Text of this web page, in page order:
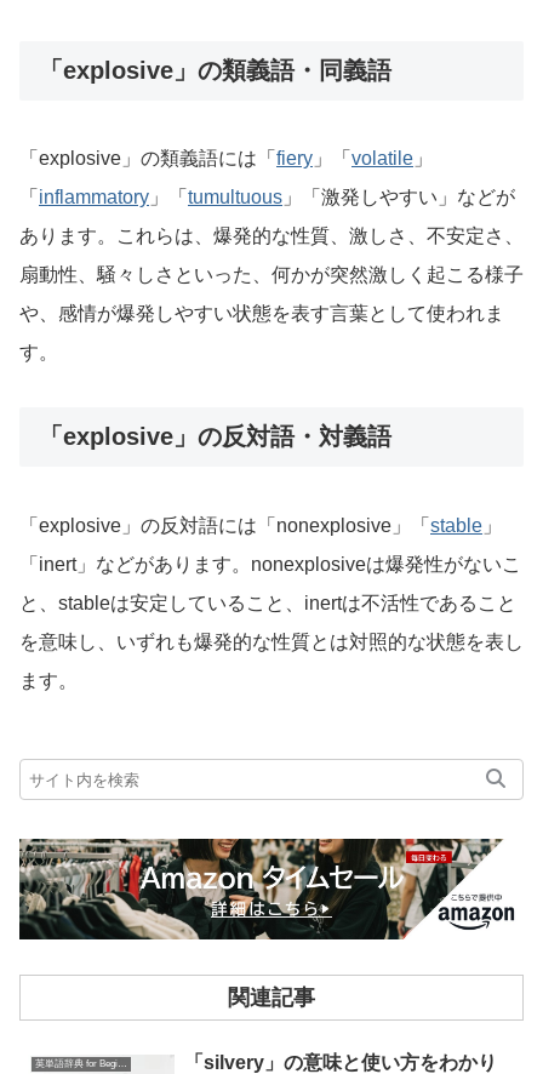
「explosive」の類義語・同義語
「explosive」の類義語には「 fiery 」「 volatile 」
「 inflammatory 」「 tumultuous 」「激発しやすい」などが
あります。これらは、爆発的な性質、激しさ、不安定さ、
扇動性、騒々しさといった、何かが突然激しく起こる様子
や、感情が爆発しやすい状態を表す言葉として使われま
す。
「explosive」の反対語・対義語
「explosive」の反対語には「nonexplosive」「 stable 」
「inert」などがあります。nonexplosiveは爆発性がないこ
と、stableは安定していること、inertは不活性であること
を意味し、いずれも爆発的な性質とは対照的な状態を表し
ます。
関連記事
英単語辞典 for Beginners
「silvery」の意味と使い方をわかり